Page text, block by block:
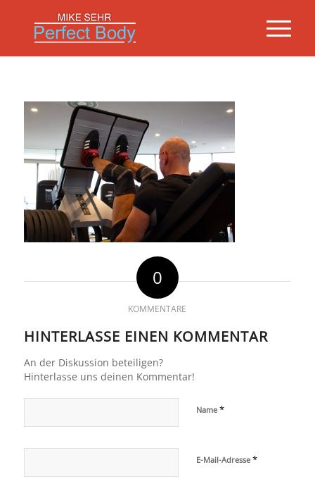
0
KOMMENTARE
HINTERLASSE EINEN KOMMENTAR
An der Diskussion beteiligen?
Hinterlasse uns deinen Kommentar!
Name *
E-Mail-Adresse *